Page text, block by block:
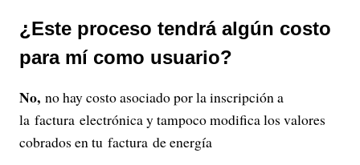
¿Este proceso tendrá algún costo
para mí como usuario?
No, no hay costo asociado por la inscripción a
la factura electrónica y tampoco modifica los valores
cobrados en tu factura de energía